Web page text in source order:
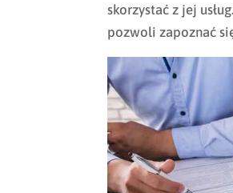
skorzystać z jej
pozwoli zapoznać